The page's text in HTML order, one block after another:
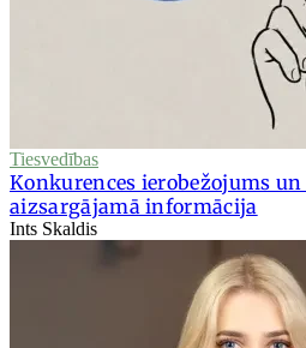
Tiesvedības
Konkurences ierobežojums un
aizsargājamā informācija
Ints Skaldis